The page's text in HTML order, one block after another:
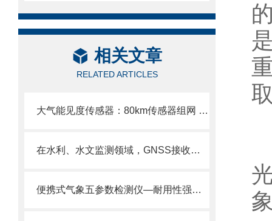
相关文章
RELATED ARTICLES
大气能见度传感器：80km传感器组网 + 标准化协议 全域低能见度风险掌控
在水利、水文监测领域，GNSS接收机可是大坝、水库等安全监测的“神器”！
便携式气象五参数检测仪—耐用性强，性价比高的电子气象仪2024全+境+派+送